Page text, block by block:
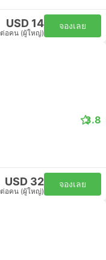
USD 14
ต่อคน (ผู้ใหญ่)
จองเลย
3.8
USD 32
ต่อคน (ผู้ใหญ่)
จองเลย